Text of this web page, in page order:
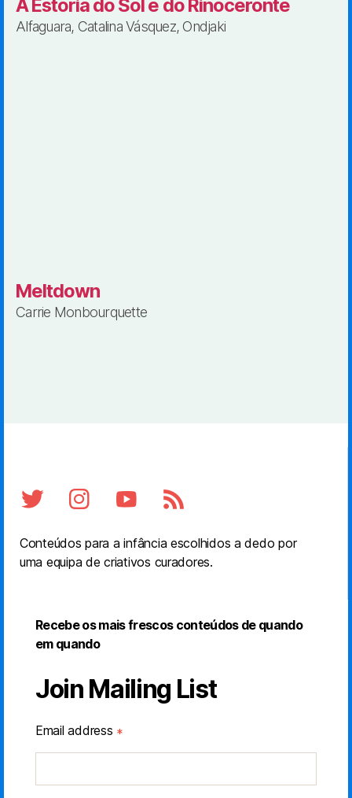
A Estória do Sol e do Rinoceronte
Alfaguara, Catalina Vásquez, Ondjaki
Meltdown
Carrie Monbourquette
Conteúdos para a infância escolhidos a dedo por
uma equipa de criativos curadores.
Recebe os mais frescos conteúdos de quando
em quando
Join Mailing List
Email address *